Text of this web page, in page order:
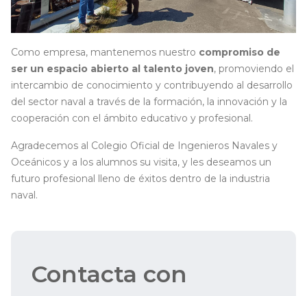
Como empresa, mantenemos nuestro compromiso de
ser un espacio abierto al talento joven, promoviendo el
intercambio de conocimiento y contribuyendo al desarrollo
del sector naval a través de la formación, la innovación y la
cooperación con el ámbito educativo y profesional.
Agradecemos al Colegio Oficial de Ingenieros Navales y
Oceánicos y a los alumnos su visita, y les deseamos un
futuro profesional lleno de éxitos dentro de la industria
naval.
Contacta con